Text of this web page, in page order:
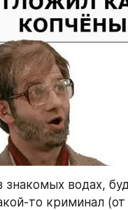
знакомых водах,
то криминал